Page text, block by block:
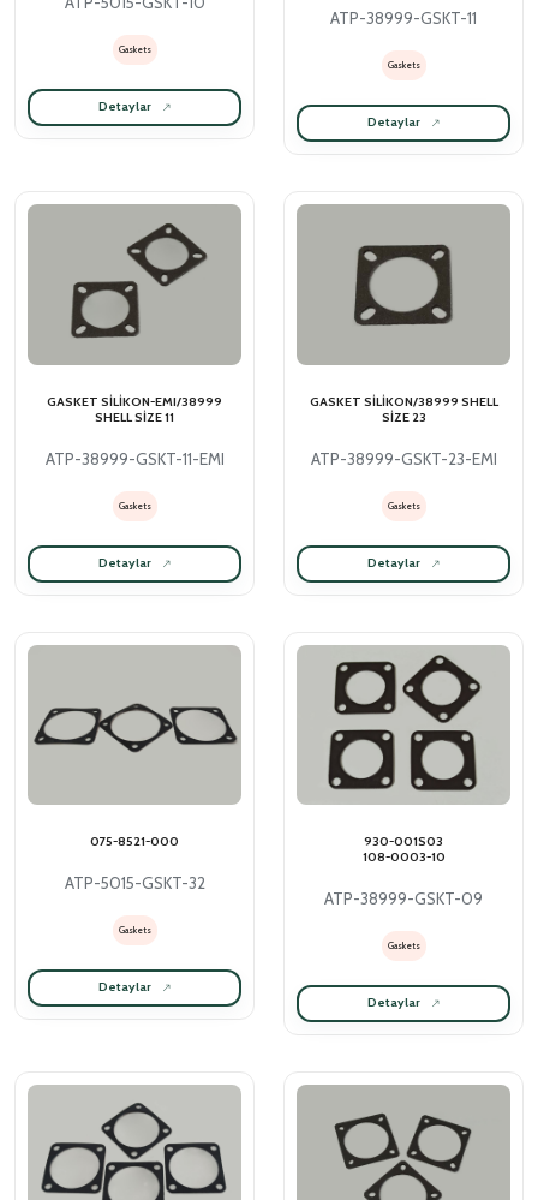
Gaskets
Detaylar
ATP-38999-GSKT-11
Gaskets
Detaylar
GASKET SİLİKON-EMI/38999
SHELL SİZE 11
ATP-38999-GSKT-11-EMI
Gaskets
Detaylar
GASKET SİLİKON/38999 SHELL
SİZE 23
ATP-38999-GSKT-23-EMI
Gaskets
Detaylar
075-8521-000
ATP-5015-GSKT-32
Gaskets
Detaylar
930-001S03
108-0003-10
ATP-38999-GSKT-09
Gaskets
Detaylar